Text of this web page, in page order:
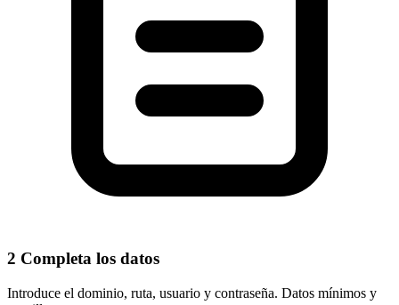
2 Completa los datos
Introduce el dominio, ruta, usuario y contraseña. Datos mínimos y